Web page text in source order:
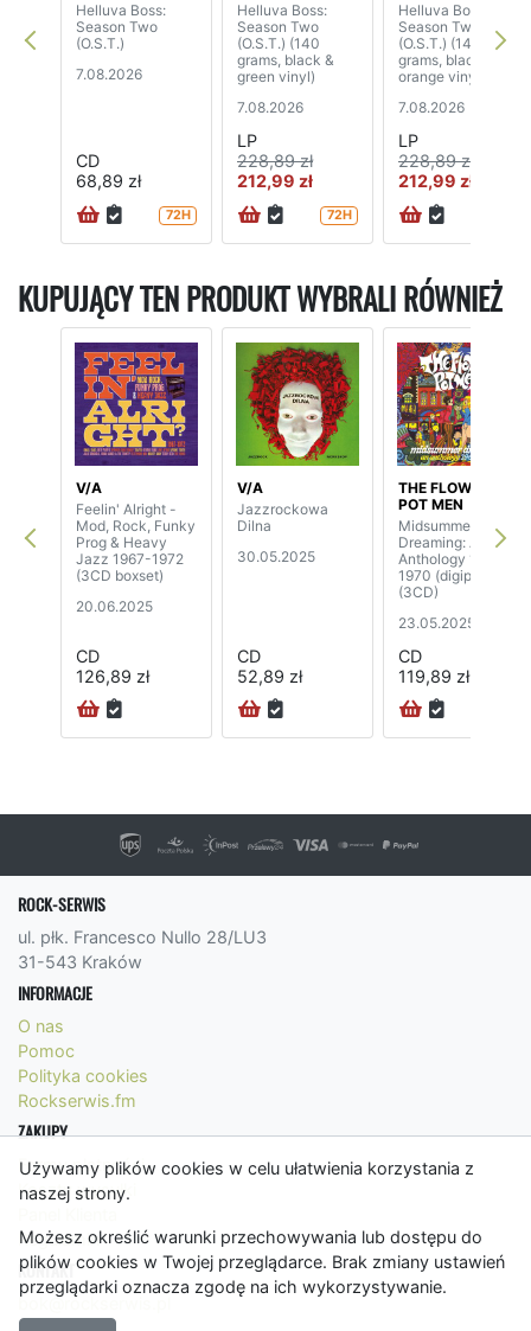
Używamy plików cookies w celu ułatwienia korzystania z
naszej strony.
Możesz określić warunki przechowywania lub dostępu do
plików cookies w Twojej przeglądarce. Brak zmiany ustawień
przeglądarki oznacza zgodę na ich wykorzystywanie.
Helluva Boss:
Season Two
(O.S.T.)
7.08.2026
CD
68,89 zł
72H
Helluva Boss:
Season Two
(O.S.T.) (140
grams, black &
green vinyl)
7.08.2026
LP
228,89 zł
212,99 zł
72H
Helluva Boss:
Season Two
(O.S.T.) (140
grams, black &
orange vinyl)
7.08.2026
LP
228,89 zł
212,99 zł
KUPUJĄCY TEN PRODUKT WYBRALI RÓWNIEŻ
V/A
Feelin' Alright -
Mod, Rock, Funky
Prog & Heavy
Jazz 1967-1972
(3CD boxset)
20.06.2025
CD
126,89 zł
V/A
Jazzrockowa
Dilna
30.05.2025
CD
52,89 zł
THE FLOWER
POT MEN
Midsummer
Dreaming: An
Anthology 1967-
1970 (digipak)
(3CD)
23.05.2025
CD
119,89 zł
ROCK-SERWIS
ul. płk. Francesco Nullo 28/LU3
31-543 Kraków
INFORMACJE
O nas
Pomoc
Polityka cookies
Rockserwis.fm
ZAKUPY
Formy płatności
Koszty wysyłki
Regulamin
KONTAKT
bok@rockserwis.pl